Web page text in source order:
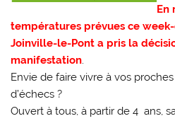
En
températures prévues ce
Joinville-le-Pont a pris la
manifestation.
Envie de faire vivre à vos
d’échecs ?
Ouvert à tous, à partir de 4 ans,